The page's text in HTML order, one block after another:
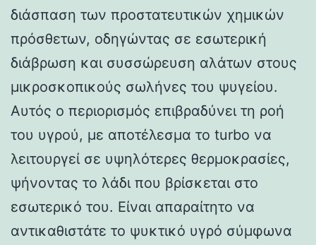
διάσπαση των προστατευτικών χημικών
πρόσθετων, οδηγώντας σε εσωτερική
διάβρωση και συσσώρευση αλάτων στους
μικροσκοπικούς σωλήνες του ψυγείου.
Αυτός ο περιορισμός επιβραδύνει τη ροή
του υγρού, με αποτέλεσμα το turbo να
λειτουργεί σε υψηλότερες θερμοκρασίες,
ψήνοντας το λάδι που βρίσκεται στο
εσωτερικό του. Είναι απαραίτητο να
αντικαθιστάτε το ψυκτικό υγρό σύμφωνα